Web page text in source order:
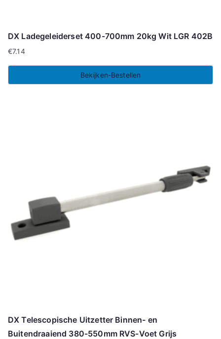
DX Ladegeleiderset 400-700mm 20kg Wit LGR 402B
€7.14
Bekijken-Bestellen
DX Telescopische Uitzetter Binnen- en
Buitendraaiend 380-550mm RVS-Voet Grijs